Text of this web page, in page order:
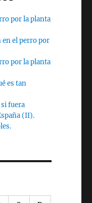
por la planta
el perro por
por la planta
es tan
si fuera
(II).